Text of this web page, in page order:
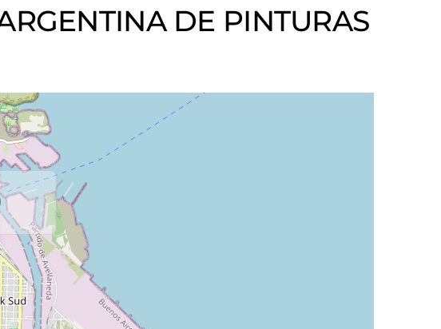
DE PINTURAS